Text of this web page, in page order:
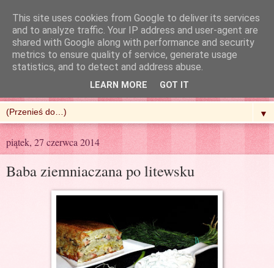
R'n'G Kitchen
▼
piątek, 27 czerwca 2014
Baba ziemniaczana po litewsku
This site uses cookies from Google to deliver its services
and to analyze traffic. Your IP address and user-agent are
shared with Google along with performance and security
metrics to ensure quality of service, generate usage
statistics, and to detect and address abuse.
LEARN MORE GOT IT